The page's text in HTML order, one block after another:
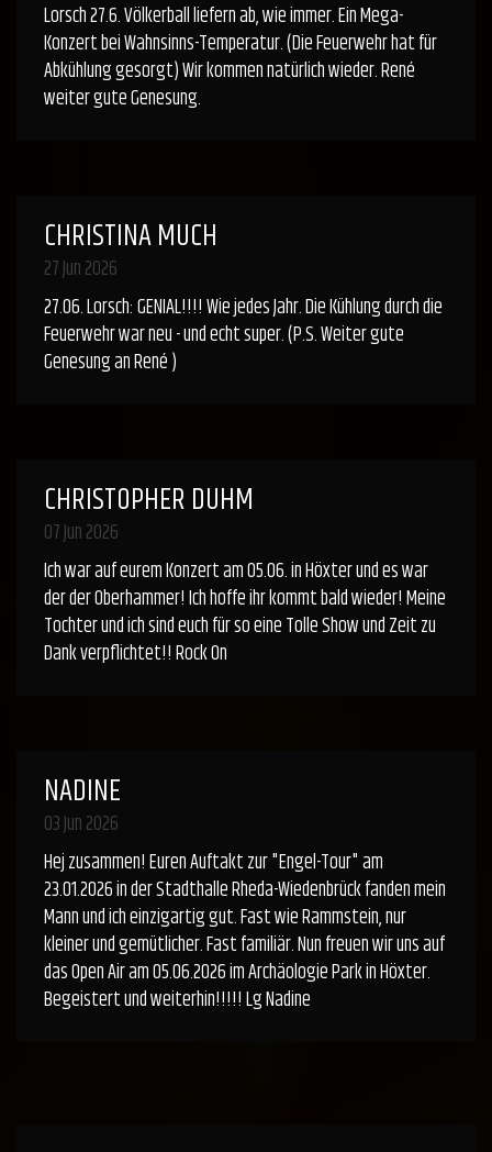
Lorsch 27.6. Völkerball liefern ab, wie immer. Ein Mega-
Konzert bei Wahnsinns-Temperatur. (Die Feuerwehr hat für
Abkühlung gesorgt) Wir kommen natürlich wieder. René
weiter gute Genesung.
CHRISTINA MUCH
27 Jun 2026
27.06. Lorsch: GENIAL!!!! Wie jedes Jahr. Die Kühlung durch die
Feuerwehr war neu - und echt super. (P.S. Weiter gute
Genesung an René )
CHRISTOPHER DUHM
07 Jun 2026
Ich war auf eurem Konzert am 05.06. in Höxter und es war
der der Oberhammer! Ich hoffe ihr kommt bald wieder! Meine
Tochter und ich sind euch für so eine Tolle Show und Zeit zu
Dank verpflichtet!! Rock On
NADINE
03 Jun 2026
Hej zusammen! Euren Auftakt zur "Engel-Tour" am
23.01.2026 in der Stadthalle Rheda-Wiedenbrück fanden mein
Mann und ich einzigartig gut. Fast wie Rammstein, nur
kleiner und gemütlicher. Fast familiär. Nun freuen wir uns auf
das Open Air am 05.06.2026 im Archäologie Park in Höxter.
Begeistert und weiterhin!!!!! Lg Nadine